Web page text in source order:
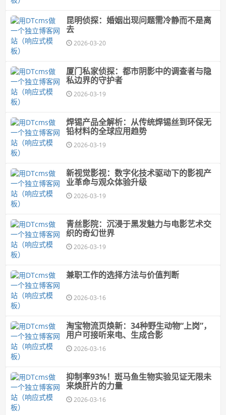
昆明侦探：婚姻出现问题需冷静而不是离
去
2026-03-20
厦门私家侦探：都市阴影中的调查者与隐
私边界的守护者
2026-03-19
焊锡产品全解析：从传统焊锡丝到环保无
铅材料的全球应用趋势
2026-03-19
新视觉影视：数字化技术驱动下的影视产
业革命与观众体验升级
2026-03-19
青丝影院：沉浸于黑发魅力与电影艺术交
织的奇幻世界
2026-03-19
兼职工作的选择方法与价值判断
2026-03-16
淘宝物流页焕新：34种野生动物“上岗”，
用户可接听来电、生成合影
2026-03-16
抑制率93%！斑马鱼生物实验见证无限未
来焕肝片的力量
2026-03-16